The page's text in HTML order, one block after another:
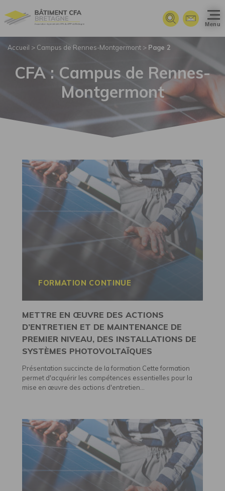
Menu
Accueil > Campus de Rennes-Montgermont > Page 2
CFA : Campus de Rennes-
Montgermont
FORMATION CONTINUE
METTRE EN ŒUVRE DES ACTIONS
D’ENTRETIEN ET DE MAINTENANCE DE
PREMIER NIVEAU, DES INSTALLATIONS DE
SYSTÈMES PHOTOVOLTAÏQUES
Présentation succincte de la formation Cette formation
permet d'acquérir les compétences essentielles pour la
mise en œuvre des actions d'entretien...